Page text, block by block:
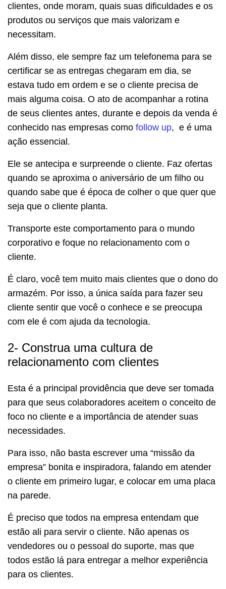
clientes, onde moram, quais suas dificuldades e os
produtos ou serviços que mais valorizam e
necessitam.
Além disso, ele sempre faz um telefonema para se
certificar se as entregas chegaram em dia, se
estava tudo em ordem e se o cliente precisa de
mais alguma coisa. O ato de acompanhar a rotina
de seus clientes antes, durante e depois da venda é
conhecido nas empresas como follow up, e é uma
ação essencial.
Ele se antecipa e surpreende o cliente. Faz ofertas
quando se aproxima o aniversário de um filho ou
quando sabe que é época de colher o que quer que
seja que o cliente planta.
Transporte este comportamento para o mundo
corporativo e foque no relacionamento com o
cliente.
É claro, você tem muito mais clientes que o dono do
armazém. Por isso, a única saída para fazer seu
cliente sentir que você o conhece e se preocupa
com ele é com ajuda da tecnologia.
2- Construa uma cultura de
relacionamento com clientes
Esta é a principal providência que deve ser tomada
para que seus colaboradores aceitem o conceito de
foco no cliente e a importância de atender suas
necessidades.
Para isso, não basta escrever uma “missão da
empresa” bonita e inspiradora, falando em atender
o cliente em primeiro lugar, e colocar em uma placa
na parede.
É preciso que todos na empresa entendam que
estão ali para servir o cliente. Não apenas os
vendedores ou o pessoal do suporte, mas que
todos estão lá para entregar a melhor experiência
para os clientes.